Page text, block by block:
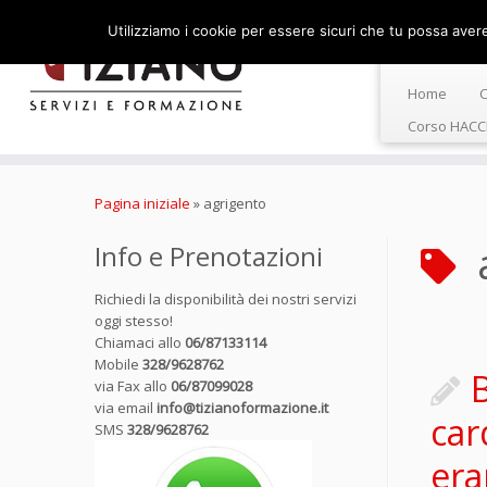
Home
Corso
Pagina iniziale » agrigento
Info e Prenotazioni
Richiedi la disponibilità dei nostri servizi
oggi stesso!
Chiamaci allo 06/87133114
Mobile 328/9628762
via Fax allo 06/87099028
via email info@tizianoformazione.it
SMS 328/9628762
Utilizziamo i cookie per essere sicuri che tu possa